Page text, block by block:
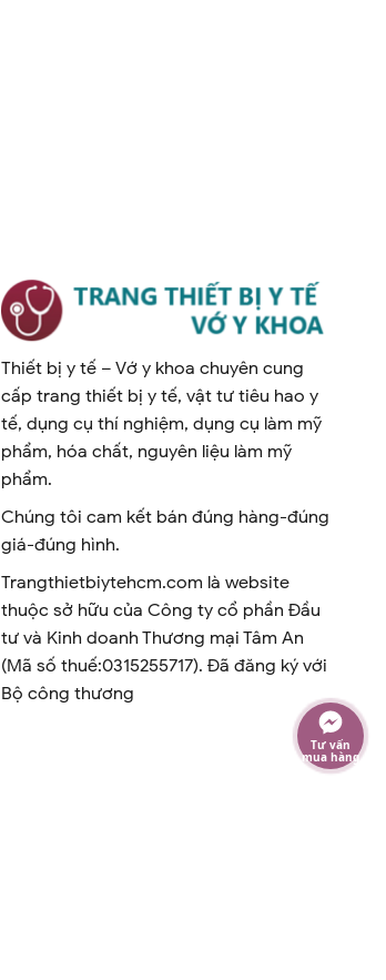
Thiết bị y tế – Vớ y khoa chuyên cung
cấp trang thiết bị y tế, vật tư tiêu hao y
tế, dụng cụ thí nghiệm, dụng cụ làm mỹ
phẩm, hóa chất, nguyên liệu làm mỹ
phẩm.
Chúng tôi cam kết bán đúng hàng-đúng
giá-đúng hình.
Trangthietbiytehcm.com là website
thuộc sở hữu của Công ty cổ phần Đầu
tư và Kinh doanh Thương mại Tâm An
(Mã số thuế:0315255717). Đã đăng ký với
Bộ công thương
Tư vấn
mua hàng